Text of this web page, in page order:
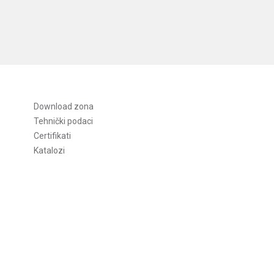
Download zona
Tehnički podaci
Certifikati
Katalozi